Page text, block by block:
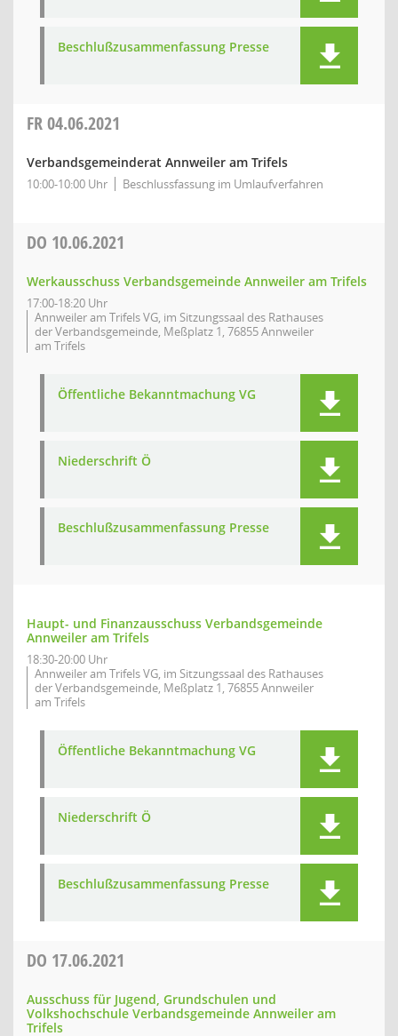
Beschlußzusammenfassung Presse
FR04.06.2021
Verbandsgemeinderat Annweiler am Trifels
10:00-10:00 Uhr Beschlussfassung im Umlaufverfahren
DO 10.06.2021
Werkausschuss Verbandsgemeinde Annweiler am Trifels
17:00-18:20 Uhr
Annweiler am Trifels VG, im Sitzungssaal des Rathauses
der Verbandsgemeinde, Meßplatz 1, 76855 Annweiler
am Trifels
Öffentliche Bekanntmachung VG
Niederschrift Ö
Beschlußzusammenfassung Presse
Haupt- und Finanzausschuss Verbandsgemeinde
Annweiler am Trifels
18:30-20:00 Uhr
Annweiler am Trifels VG, im Sitzungssaal des Rathauses
der Verbandsgemeinde, Meßplatz 1, 76855 Annweiler
am Trifels
Öffentliche Bekanntmachung VG
Niederschrift Ö
Beschlußzusammenfassung Presse
DO 17.06.2021
Ausschuss für Jugend, Grundschulen und
Volkshochschule Verbandsgemeinde Annweiler am
Trifels